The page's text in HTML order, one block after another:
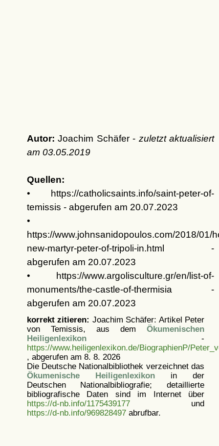
Autor: Joachim Schäfer - zuletzt aktualisiert
am 03.05.2019
Quellen:
• https://catholicsaints.info/saint-peter-of-
temissis - abgerufen am 20.07.2023
•
https://www.johnsanidopoulos.com/2018/01/
new-martyr-peter-of-tripoli-in.html -
abgerufen am 20.07.2023
• https://www.argolisculture.gr/en/list-of-
monuments/the-castle-of-thermisia -
abgerufen am 20.07.2023
korrekt zitieren: Joachim Schäfer: Artikel Peter
von Temissis, aus dem Ökumenischen
Heiligenlexikon-
https://www.heiligenlexikon.de/BiographienP/
, abgerufen am 8. 8. 2026
Die Deutsche Nationalbibliothek verzeichnet das
Ökumenische Heiligenlexikonin der
Deutschen Nationalbibliografie; detaillierte
bibliografische Daten sind im Internet über
https://d-nb.info/1175439177und
https://d-nb.info/969828497abrufbar.